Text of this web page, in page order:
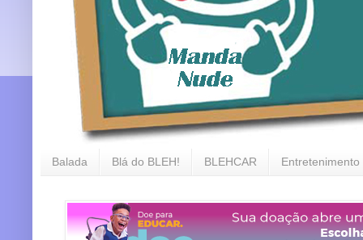
Balada Blá do BLEH! BLEHCAR Entretenimento